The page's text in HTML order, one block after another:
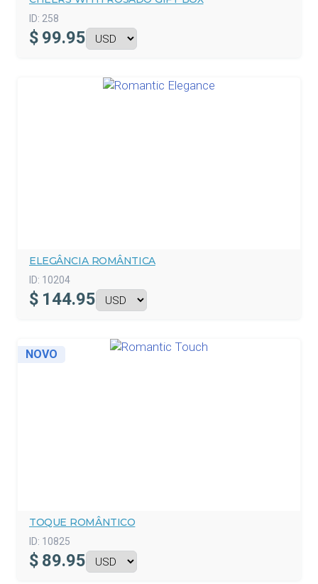
ID: 258
$ 99.95
ELEGÂNCIA ROMÂNTICA
ID: 10204
$ 144.95
NOVO
TOQUE ROMÂNTICO
ID: 10825
$ 89.95